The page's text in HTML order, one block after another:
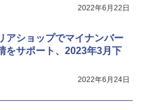
2022年6月22日
アショップでマイナンバー
をサポート、2023年3月下
2022年6月24日